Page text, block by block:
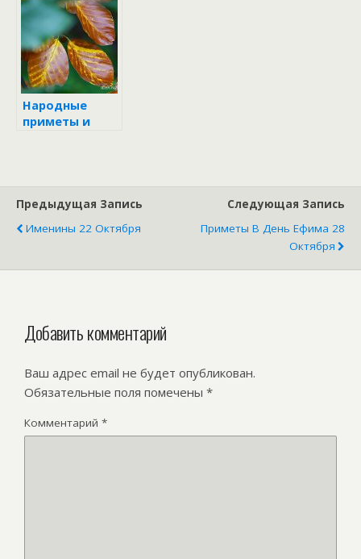
Народные
приметы и
Предыдущая Запись
Именины 22 Октября
Следующая Запись
Приметы В День Ефима 28
Октября
Добавить комментарий
Ваш адрес email не будет опубликован.
Обязательные поля помечены *
Комментарий *